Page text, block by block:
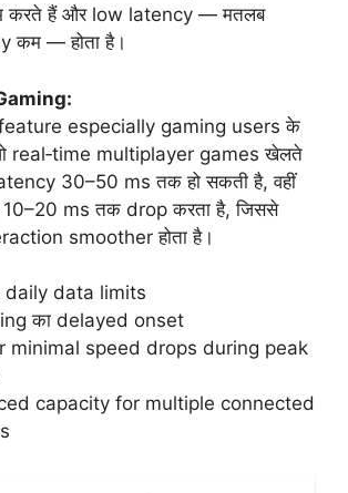
करते हैं और low latency — मतलब
कम — होता है।
especially gaming users के
real‑time multiplayer games खेलते
30–50 ms तक हो सकती है, वहीं
10–20 ms तक drop करता है, जिससे
smoother होता है।
daily data limits
का delayed onset
minimal speed drops during peak
capacity for multiple connected